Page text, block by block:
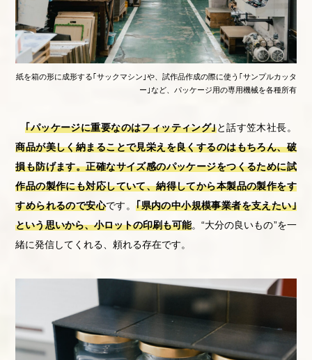
紙を箱の形に成形する｢サックマシン｣や、試作品作成の際に使う｢サンプルカッタ
ー｣など、パッケージ用の専用機械を各種所有
｢パッケージに重要なのはフィッティング｣と話す笠木社長。
商品が美しく納まることで見栄えを良くするのはもちろん、破
損も防げます。正確なサイズ感のパッケージをつくるために試
作品の製作にも対応していて、納得してから本製品の製作をす
すめられるので安心です。｢県内の中小規模事業者を支えたい｣
という思いから、小ロットの印刷も可能。“大分の良いもの”を一
緒に発信してくれる、頼れる存在です。